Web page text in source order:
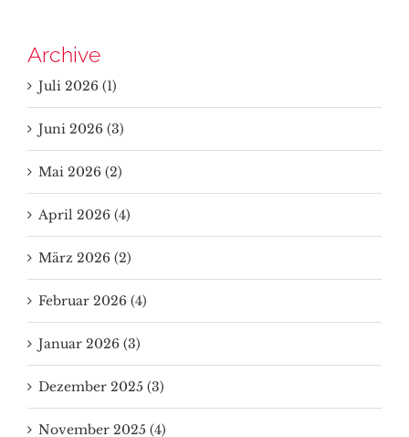
Juli 2026 (1)
Juni 2026 (3)
Mai 2026 (2)
April 2026 (4)
März 2026 (2)
Februar 2026 (4)
Januar 2026 (3)
Dezember 2025 (3)
November 2025 (4)